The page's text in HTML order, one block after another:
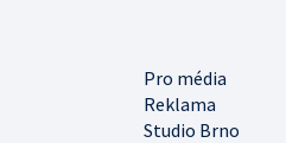
Pro média
Reklama
Studio Brno